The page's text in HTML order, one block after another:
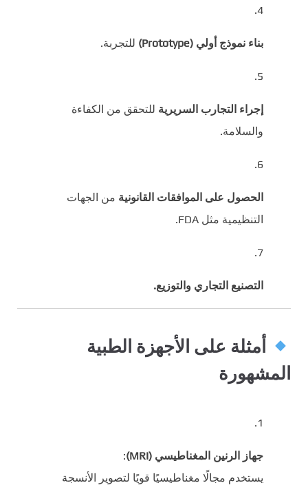
بناء نموذج أولي (Prototype) للتجربة.
إجراء التجارب السريرية للتحقق من الكفاءة
والسلامة.
الحصول على الموافقات القانونية من الجهات
التنظيمية مثل FDA.
التصنيع التجاري والتوزيع.
أمثلة على الأجهزة الطبية
المشهورة
جهاز الرنين المغناطيسي (MRI)
:
يستخدم مجالًا مغناطيسيًا قويًا لتصوير الأنسجة